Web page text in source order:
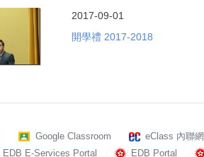
2017-09-01
開學禮 2017-2018
Google Classroom eClass 內聯網
EDB E-Services Portal
EDB Portal